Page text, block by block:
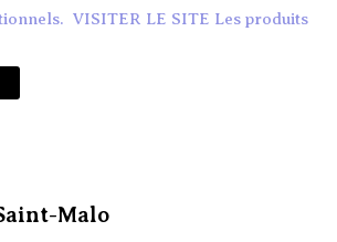
VISITER LE SITE Les produits
Malo